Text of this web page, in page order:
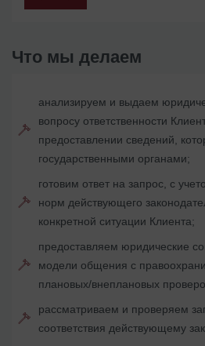
Что мы делаем
анализируем и выдаем
вопросу ответственности
предоставлении сведений,
государственными органами;
готовим ответ на запрос, с
норм действующего
конкретной ситуации Клиента;
предоставляем юридические
модели общения с
плановых/внеплановых
рассматриваем и проверяем
соответствия действующему